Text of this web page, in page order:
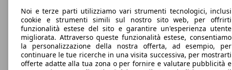
Noi e terze parti utilizziamo vari strumenti tecnologici, inclusi
cookie e strumenti simili sul nostro sito web, per offrirti
funzionalità estese del sito e garantire un'esperienza utente
migliorata. Attraverso queste funzionalità estese, consentiamo
la personalizzazione della nostra offerta, ad esempio, per
continuare le tue ricerche in una visita successiva, per mostrarti
offerte adatte alla tua zona o per fornire e valutare pubblicità e